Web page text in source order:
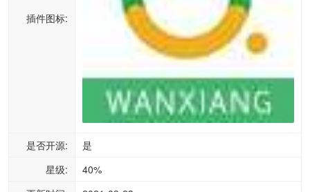
插件图标:
是否开源:
是
星级:
40%